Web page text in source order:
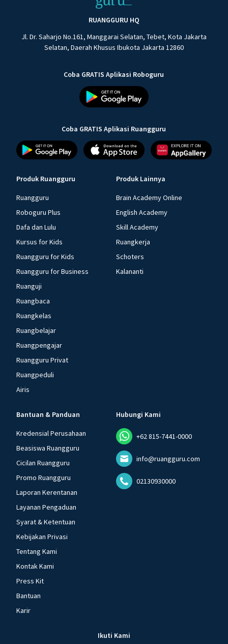
RUANGGURU HQ
Jl. Dr. Saharjo No.161, Manggarai Selatan, Tebet, Kota Jakarta
Selatan, Daerah Khusus Ibukota Jakarta 12860
Coba GRATIS Aplikasi Roboguru
Coba GRATIS Aplikasi Ruangguru
Produk Ruangguru
Ruangguru
Roboguru Plus
Dafa dan Lulu
Kursus for Kids
Ruangguru for Kids
Ruangguru for Business
Ruanguji
Ruangbaca
Ruangkelas
Ruangbelajar
Ruangpengajar
Ruangguru Privat
Ruangpeduli
Airis
Produk Lainnya
Brain Academy Online
English Academy
Skill Academy
Ruangkerja
Schoters
Kalananti
Bantuan & Panduan
Kredensial Perusahaan
Beasiswa Ruangguru
Cicilan Ruangguru
Promo Ruangguru
Laporan Kerentanan
Layanan Pengaduan
Syarat & Ketentuan
Kebijakan Privasi
Tentang Kami
Kontak Kami
Press Kit
Bantuan
Karir
Hubungi Kami
+62 815-7441-0000
info@ruangguru.com
02130930000
Ikuti Kami